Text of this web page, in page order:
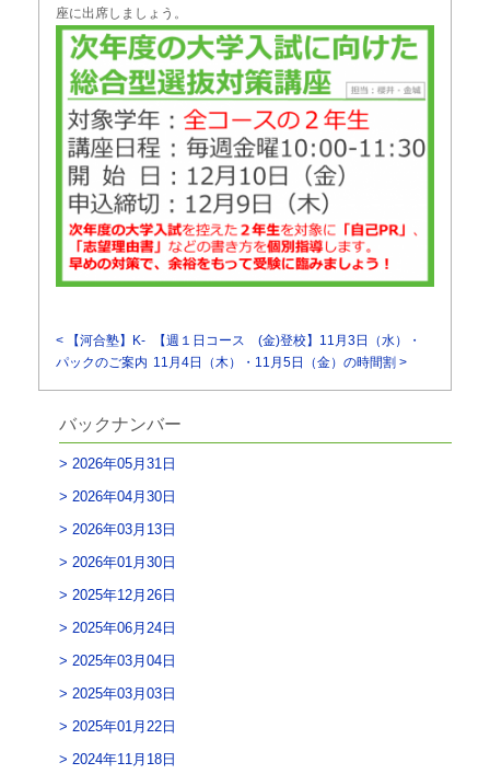
座に出席しましょう。
< 【河合塾】K-
パックのご案内
【週１日コース (金)登校】11月3日（水）・
11月4日（木）・11月5日（金）の時間割 >
バックナンバー
2026年05月31日
2026年04月30日
2026年03月13日
2026年01月30日
2025年12月26日
2025年06月24日
2025年03月04日
2025年03月03日
2025年01月22日
2024年11月18日